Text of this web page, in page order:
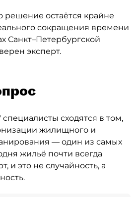
решение остаётся крайне
сокращения времени
Санкт–Петербургской
эксперт.
специалисты сходятся в том,
жилищного и
— один из самых
жильё почти всегда
и это не случайность, а